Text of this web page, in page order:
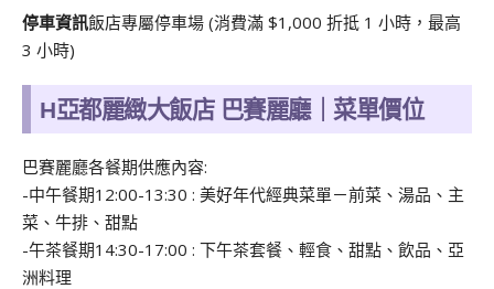
停車資訊飯店專屬停車場 (消費滿 $1,000 折抵 1 小時，最高
3 小時)
H亞都麗緻大飯店 巴賽麗廳｜菜單價位
巴賽麗廳各餐期供應內容:
-中午餐期12:00-13:30 : 美好年代經典菜單－前菜、湯品、主
菜、牛排、甜點
-午茶餐期14:30-17:00 : 下午茶套餐、輕食、甜點、飲品、亞
洲料理